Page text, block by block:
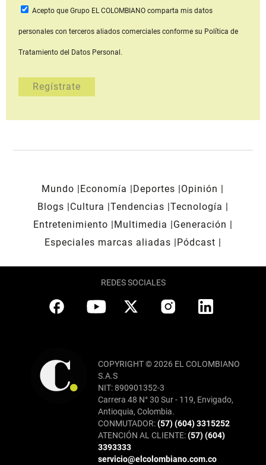
Acepto que Grupo EL COLOMBIANOcomparta mis datos
personales con terceros aliados comerciales conforme su Política de
Tratamiento del Datos Personal.
Mundo Economía Deportes
Opinión
Blogs
Cultura Tendencias Tecnología
Entretenimiento
Multimedia
Generación
Especiales marcas aliadas
Pódcast
REDES SOCIALES
COPYRIGHT © 2026 EL COLOMBIANO
S.A.S
NIT: 890901352-3
Carrera 48 N° 30 Sur - 119, Envigado,
Antioquia, Colombia.
CONMUTADOR:(57) (604) 3315252
ATENCIÓN AL CLIENTE:(57) (604)
3393333
servicio@elcolombiano.com.co